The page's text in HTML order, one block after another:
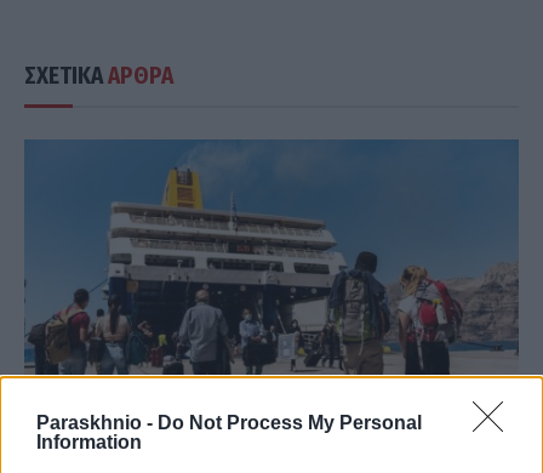
Paraskhnio - Do Not Process My Personal
Information
ΣΧΕΤΙΚΑΑΡΘΡΑ